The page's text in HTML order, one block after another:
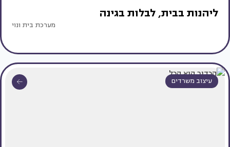
ליהנות בבית, לבלות בגינה
מערכת בית ונוי
עיצוב משרדים